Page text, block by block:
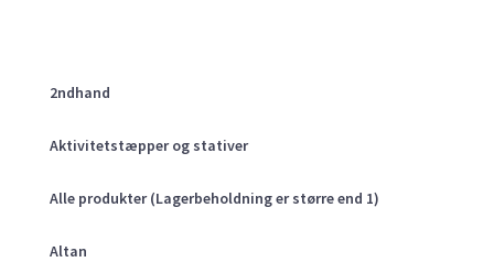
2ndhand
Aktivitetstæpper og stativer
Alle produkter (Lagerbeholdning er større end 1)
Altan